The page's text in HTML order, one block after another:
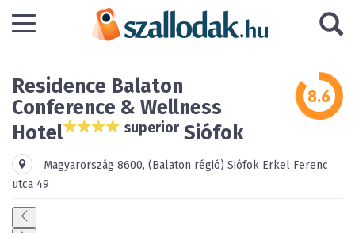
Residence Balaton
Conference & Wellness
Hotel
superior Siófok
Magyarország 8600, (Balaton régió) Siófok Erkel Ferenc
utca 49